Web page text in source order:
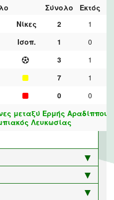
Σύνολο Εκτός
Νίκες 2
1
Ισοπ. 1
0
3
1
7
1
0
0
μεταξύ Ερμής Αραδίππου
Λευκωσίας